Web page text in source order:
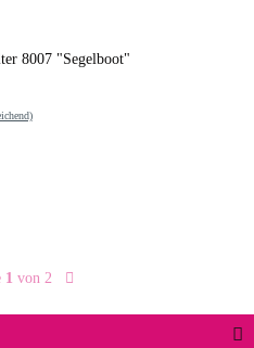
8007 "Segelboot"
1 von 2